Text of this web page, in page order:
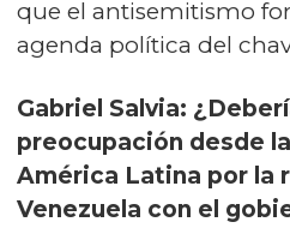
que el antisemitismo
agenda política del
Gabriel Salvia:
preocupación desde
América Latina por la
Venezuela con el